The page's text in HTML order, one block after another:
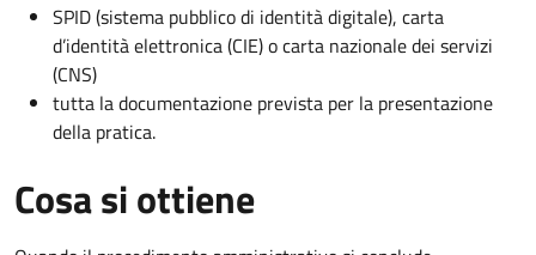
SPID (sistema pubblico di identità digitale), carta
d’identità elettronica (CIE) o carta nazionale dei servizi
(CNS)
tutta la documentazione prevista per la presentazione
della pratica.
Cosa si ottiene